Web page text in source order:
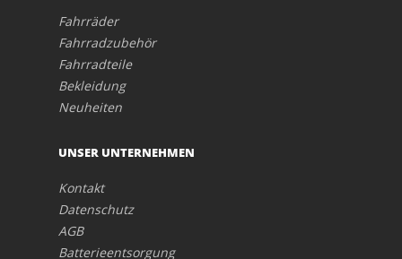
Fahrräder
Fahrradzubehör
Fahrradteile
Bekleidung
Neuheiten
UNSER UNTERNEHMEN
Kontakt
Datenschutz
AGB
Batterieentsorgung